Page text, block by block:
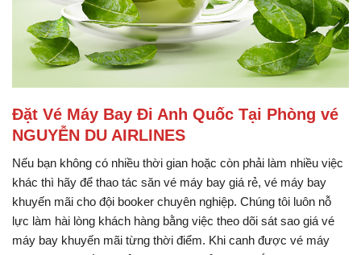
Đặt Vé Máy Bay Đi Anh Quốc Tại Phòng vé
NGUYỄN DU AIRLINES
Nếu bạn không có nhiều thời gian hoặc còn phải làm nhiều việc
khác thì hãy để thao tác săn vé máy bay giá rẻ, vé máy bay
khuyến mãi cho đội booker chuyên nghiệp. Chúng tôi luôn nỗ
lực làm hài lòng khách hàng bằng việc theo dõi sát sao giá vé
máy bay khuyến mãi từng thời điểm. Khi canh được vé máy